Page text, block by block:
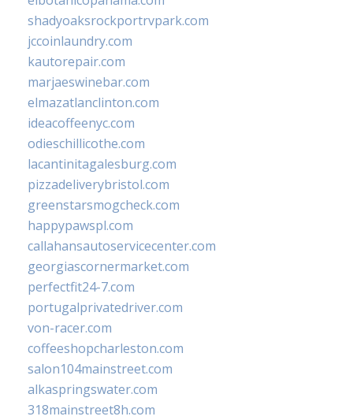
shadyoaksrockportrvpark.com
jccoinlaundry.com
kautorepair.com
marjaeswinebar.com
elmazatlanclinton.com
ideacoffeenyc.com
odieschillicothe.com
lacantinitagalesburg.com
pizzadeliverybristol.com
greenstarsmogcheck.com
happypawspl.com
callahansautoservicecenter.com
georgiascornermarket.com
perfectfit24-7.com
portugalprivatedriver.com
von-racer.com
coffeeshopcharleston.com
salon104mainstreet.com
alkaspringswater.com
318mainstreet8h.com